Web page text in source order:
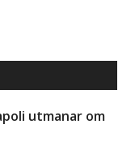
utmanar om